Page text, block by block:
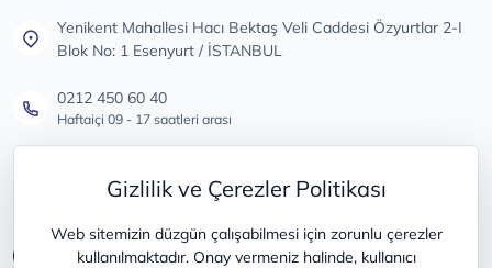
Gizlilik ve Çerezler Politikası
Web sitemizin düzgün çalışabilmesi için zorunlu çerezler
kullanılmaktadır. Onay vermeniz halinde, kullanıcı
Yenikent Mahallesi Hacı Bektaş Veli Caddesi Özyurtlar 2-I
Blok No: 1 Esenyurt / İSTANBUL
0212 450 60 40
Haftaiçi 09 - 17 saatleri arası
Tüm öneri ve şikayetleriniz için